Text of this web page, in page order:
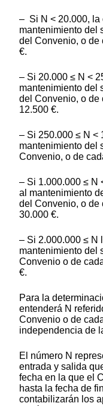
– Si N < 20.000, la
mantenimiento del
del Convenio, o de
€.
– Si 20.000 ≤ N <
mantenimiento del
del Convenio, o de
12.500 €.
– Si 250.000 ≤ N <
mantenimiento del
Convenio, o de
– Si 1.000.000 ≤ N
al mantenimiento
del Convenio, o de
30.000 €.
– Si 2.000.000 ≤ N
mantenimiento del
Convenio o de
€.
Para la
entenderá N
Convenio o de
independencia de
El número N
entrada y salida
fecha en la que el
hasta la fecha de
contabilizarán los